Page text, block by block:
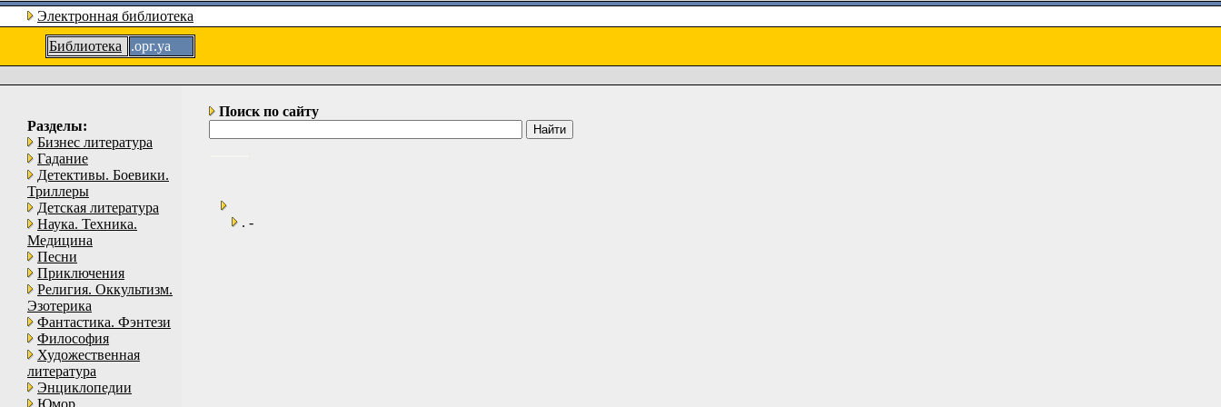
Электронная библиотека
Библиотека
.орг.уа
Разделы:
Бизнес литература
Гадание
Детективы. Боевики.
Триллеры
Детская литература
Наука. Техника.
Медицина
Песни
Приключения
Религия. Оккультизм.
Эзотерика
Фантастика. Фэнтези
Философия
Художественная
литература
Энциклопедии
Юмор
Поиск по сайту
. -